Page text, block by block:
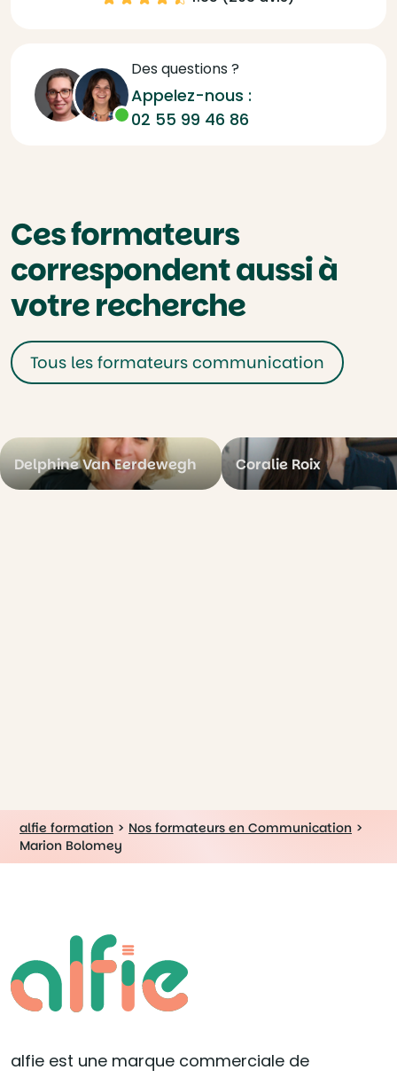
Des questions ?
Appelez-nous :
02 55 99 46 86
Ces formateurs
correspondent aussi à
votre recherche
Tous les formateurs communication
Delphine Van Eerdewegh Coralie Roix
alfie formation > Nos formateurs en Communication >
Marion Bolomey
alfie est une marque commerciale de